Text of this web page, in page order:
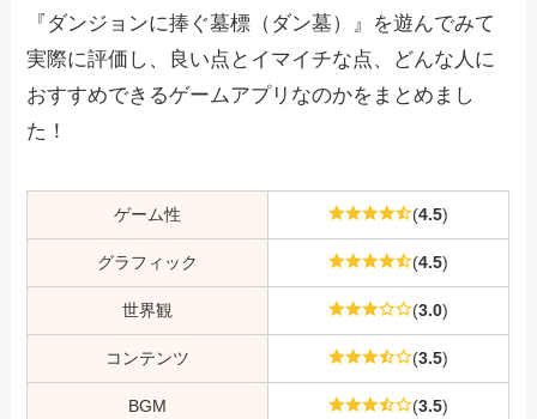
『ダンジョンに捧ぐ墓標（ダン墓）』を遊んでみて
実際に評価し、良い点とイマイチな点、どんな人に
おすすめできるゲームアプリなのかをまとめまし
た！
ゲーム性 (4.5)
グラフィック (4.5)
世界観 (3.0)
コンテンツ (3.5)
BGM (3.5)